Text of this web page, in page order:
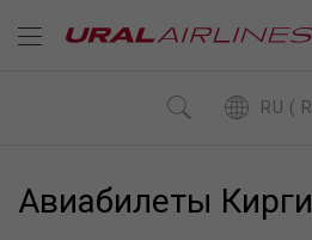
Авиабилеты